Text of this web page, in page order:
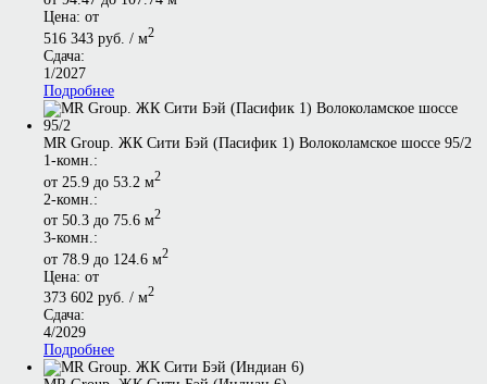
Цена: от
516 343 руб. / м2
Сдача:
1/2027
Подробнее
MR Group. ЖК Сити Бэй (Пасифик 1) Волоколамское шоссе 95/2
1-комн.:
от 25.9 до 53.2 м2
2-комн.:
от 50.3 до 75.6 м2
3-комн.:
от 78.9 до 124.6 м2
Цена: от
373 602 руб. / м2
Сдача:
4/2029
Подробнее